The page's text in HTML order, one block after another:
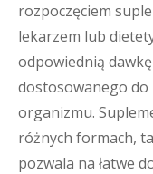
rozpoczęciem
lekarzem lub
odpowiednią
dostosowanego
organizmu.
różnych formach,
pozwala na łatwe